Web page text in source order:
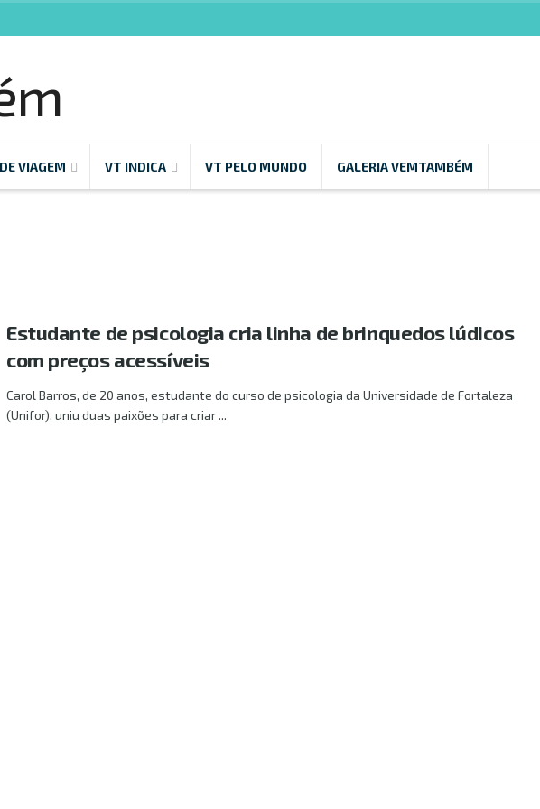
VIAGEM VT INDICA VT PELO MUNDO GALERIA VEMTAMBÉM
Estudante de psicologia cria linha de brinquedos lúdicos
com preços acessíveis
Carol Barros, de 20 anos, estudante do curso de psicologia da Universidade de Fortaleza
(Unifor), uniu duas paixões para criar ...